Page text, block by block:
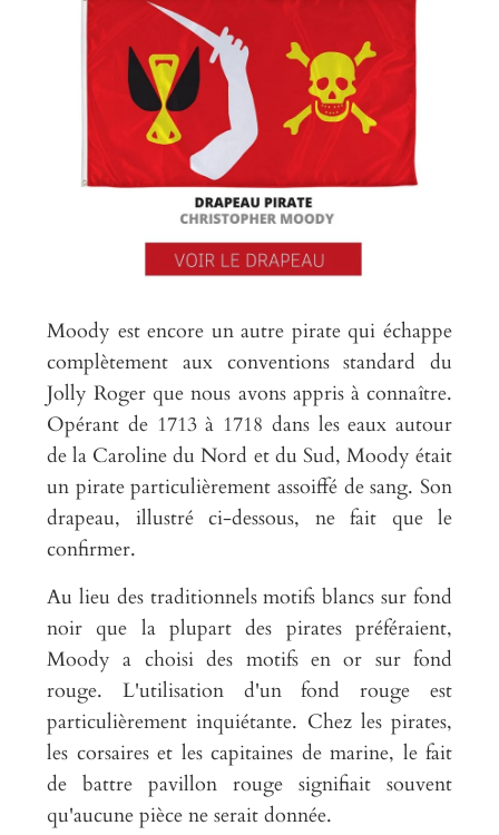
Moody est encore un autre pirate qui échappe
complètement aux conventions standard du
Jolly Roger que nous avons appris à connaître.
Opérant de 1713 à 1718 dans les eaux autour
de la Caroline du Nord et du Sud, Moody était
un pirate particulièrement assoiffé de sang. Son
drapeau, illustré ci-dessous, ne fait que le
confirmer.
Au lieu des traditionnels motifs blancs sur fond
noir que la plupart des pirates préféraient,
Moody a choisi des motifs en or sur fond
rouge. L'utilisation d'un fond rouge est
particulièrement inquiétante. Chez les pirates,
les corsaires et les capitaines de marine, le fait
de battre pavillon rouge signifiait souvent
qu'aucune pièce ne serait donnée.